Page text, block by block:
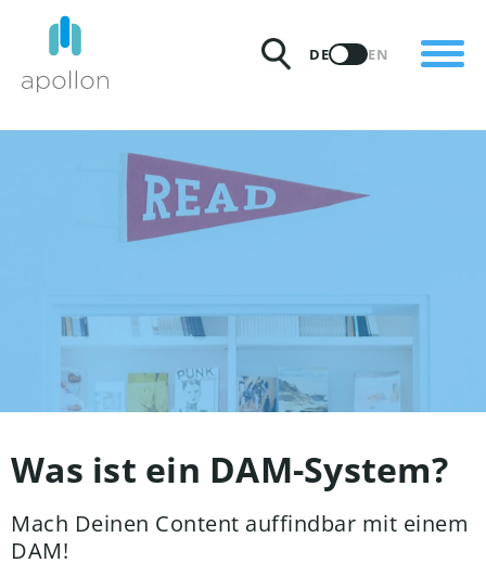
PREISE
PARTNER
WARUM APOLLON
DE EN
Was ist ein DAM-System?
Mach Deinen Content auffindbar mit einem
DAM!